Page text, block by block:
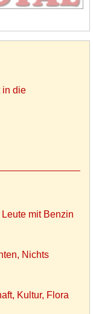
in die
mit Benzin
Nichts
Kultur, Flora